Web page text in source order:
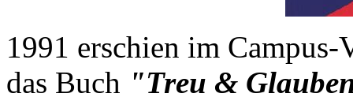
1991 erschien im Campus-
das Buch "Treu &